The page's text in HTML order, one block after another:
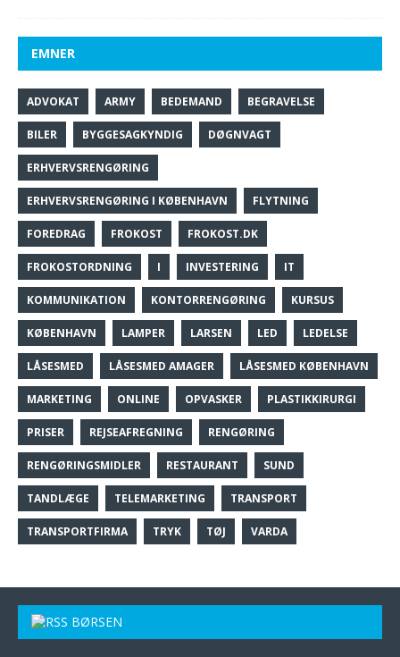
EMNER
ADVOKAT ARMY BEDEMAND BEGRAVELSE
BILER BYGGESAGKYNDIG DØGNVAGT
ERHVERVSRENGØRING
ERHVERVSRENGØRING I KØBENHAVN FLYTNING
FOREDRAG FROKOST FROKOST.DK
FROKOSTORDNING I INVESTERING IT
KOMMUNIKATION KONTORRENGØRING KURSUS
KØBENHAVN LAMPER LARSEN LED LEDELSE
LÅSESMED LÅSESMED AMAGER LÅSESMED KØBENHAVN
MARKETING ONLINE OPVASKER PLASTIKKIRURGI
PRISER REJSEAFREGNING RENGØRING
RENGØRINGSMIDLER RESTAURANT SUND
TANDLÆGE TELEMARKETING TRANSPORT
TRANSPORTFIRMA TRYK TØJ VARDA
BØRSEN